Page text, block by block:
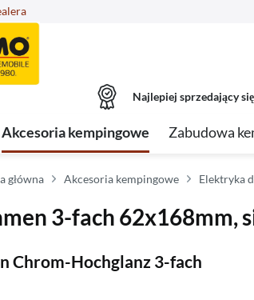
Najlepiej sprzedający się
Akcesoria kempingowe Zabudowa
główna Akcesoria kempingowe Elektryka
3-fach 62x168mm,
Chrom-Hochglanz 3-fach